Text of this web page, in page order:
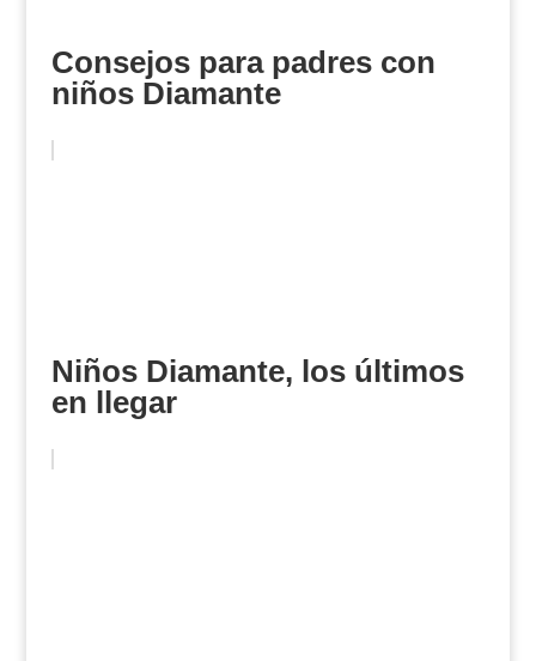
Consejos para padres con
niños Diamante
Niños Diamante, los últimos
en llegar